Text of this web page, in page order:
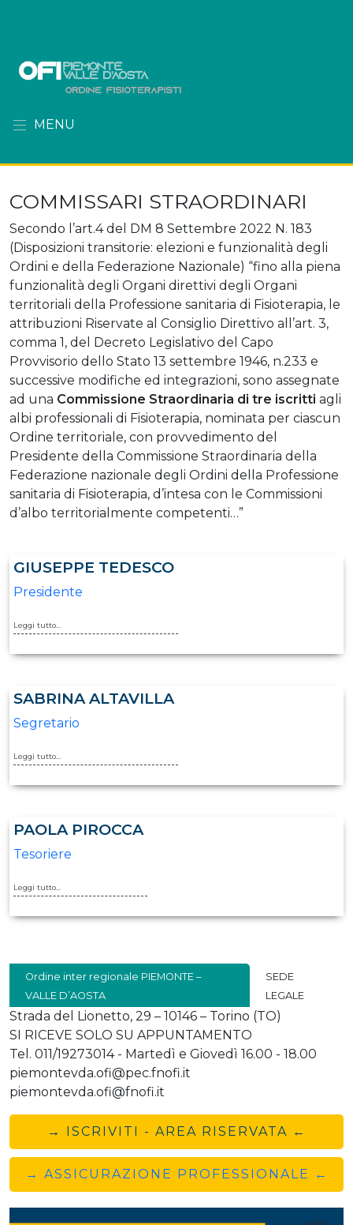
MENU
COMMISSARI STRAORDINARI
Secondo l’art.4 del DM 8 Settembre 2022 N. 183
(Disposizioni transitorie: elezioni e funzionalità degli
Ordini e della Federazione Nazionale) “fino alla piena
funzionalità degli Organi direttivi degli Organi
territoriali della Professione sanitaria di Fisioterapia, le
attribuzioni Riservate al Consiglio Direttivo all’art. 3,
comma 1, del Decreto Legislativo del Capo
Provvisorio dello Stato 13 settembre 1946, n.233 e
successive modifiche ed integrazioni, sono assegnate
ad una Commissione Straordinaria di tre iscritti agli
albi professionali di Fisioterapia, nominata per ciascun
Ordine territoriale, con provvedimento del
Presidente della Commissione Straordinaria della
Federazione nazionale degli Ordini della Professione
sanitaria di Fisioterapia, d’intesa con le Commissioni
d’albo territorialmente competenti…”
GIUSEPPE TEDESCO
Presidente
Leggi tutto...
SABRINA ALTAVILLA
Segretario
Leggi tutto...
PAOLA PIROCCA
Tesoriere
Leggi tutto...
Ordine inter regionale PIEMONTE –
VALLE D’AOSTA
SEDE
LEGALE
Strada del Lionetto, 29 – 10146 – Torino (TO)
SI RICEVE SOLO SU APPUNTAMENTO
Tel. 011/19273014 - Martedì e Giovedì 16.00 - 18.00
piemontevda.ofi@pec.fnofi.it
piemontevda.ofi@fnofi.it
→ ISCRIVITI - AREA RISERVATA ←
→ ASSICURAZIONE PROFESSIONALE ←